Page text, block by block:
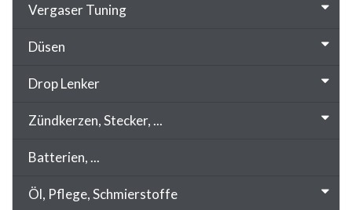
Vergaser Tuning
Düsen
Drop Lenker
Zündkerzen, Stecker, ...
Batterien, ...
Öl, Pflege, Schmierstoffe